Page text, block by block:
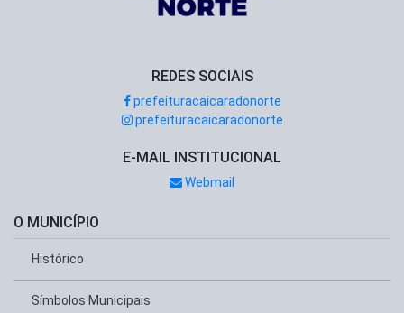
REDES SOCIAIS
prefeituracaicaradonorte
prefeituracaicaradonorte
E-MAIL INSTITUCIONAL
Webmail
O MUNICÍPIO
Histórico
Símbolos Municipais